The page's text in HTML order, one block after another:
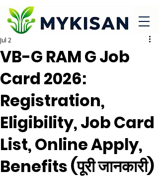
VB-G RAM G Job
Card 2026:
Registration,
Eligibility, Job Card
List, Online Apply,
Benefits (पूरी जानकारी)
Jul 2